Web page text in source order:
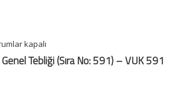
kapalı
Tebliği (Sıra No: 591) – VUK 591